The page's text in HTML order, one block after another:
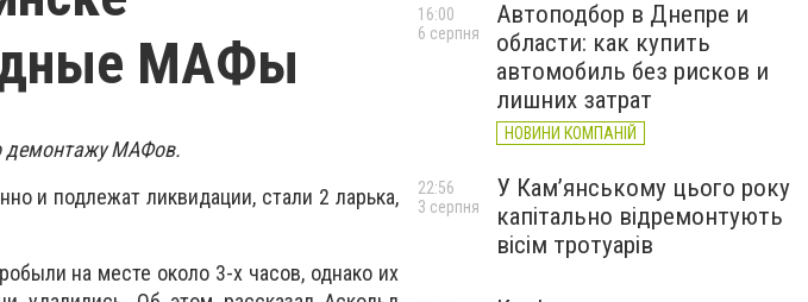
МАФы
демонтажу МАФов.
и подлежат ликвидации, стали 2 ларька,
на месте около 3-х часов, однако их
Автоподбор в Днепре и
области: как купить
автомобиль без рисков и
лишних затрат
НОВИНИ КОМПАНІЙ
16:00
6 серпня
У Кам’янському цього року
капітально відремонтують
вісім тротуарів
22:56
3 серпня